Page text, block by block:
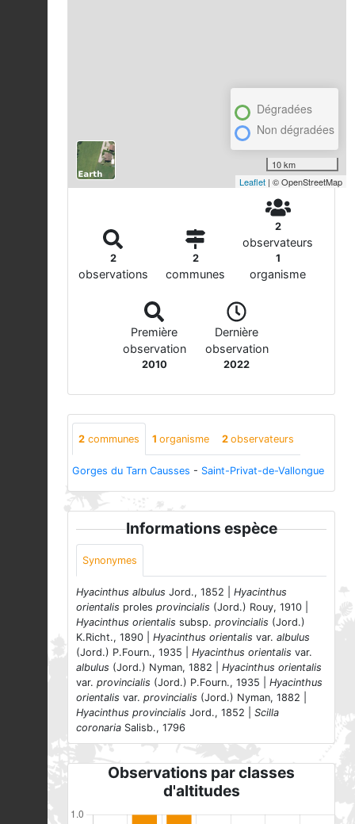
Dégradées
Non dégradées
10 km
Leaflet | © OpenStreetMap
2
observations
2
communes
2
observateurs
1
organisme
Première
observation
2010
Dernière
observation
2022
2 communes 1 organisme 2 observateurs
Gorges du Tarn Causses - Saint-Privat-de-Vallongue
Informations espèce
Synonymes
Hyacinthus albulus Jord., 1852 | Hyacinthus
orientalis proles provincialis (Jord.) Rouy, 1910 |
Hyacinthus orientalis subsp. provincialis (Jord.)
K.Richt., 1890 | Hyacinthus orientalis var. albulus
(Jord.) P.Fourn., 1935 | Hyacinthus orientalis var.
albulus (Jord.) Nyman, 1882 | Hyacinthus orientalis
var. provincialis (Jord.) P.Fourn., 1935 | Hyacinthus
orientalis var. provincialis (Jord.) Nyman, 1882 |
Hyacinthus provincialis Jord., 1852 | Scilla
coronaria Salisb., 1796
Observations par classes
d'altitudes